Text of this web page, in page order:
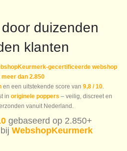
duizenden
klanten
gecertificeerde webshop
meer dan 2.850
en een uitstekende score van 9,8 / 10.
in originele poppers – veilig, discreet en
vanuit Nederland.
gebaseerd op 2.850+
WebshopKeurmerk